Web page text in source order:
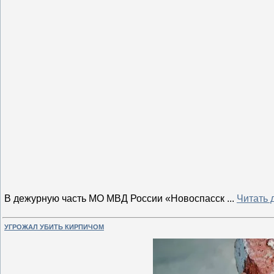
В дежурную часть МО МВД России «Новоспасск ... Читать
УГРОЖАЛ УБИТЬ КИРПИЧОМ